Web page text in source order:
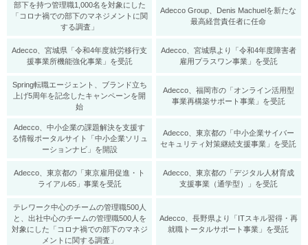
部下を持つ管理職1,000名を対象にした
「コロナ禍での部下のマネジメントに関
する調査」
Adecco Group、Denis Machuelを新たな
最高経営責任者に任命
Adecco、宮城県「令和4年度就労移行支
援事業所機能強化事業」を受託
Adecco、宮城県より「令和4年度障害者
雇用プラスワン事業」を受託
Spring転職エージェント、ブランド立ち
上げ5周年を記念したキャンペーンを開
始
Adecco、福岡市の「オンライン活用型
事業再構築サポート事業」を受託
Adecco、中小企業の課題解決を支援す
る情報ポータルサイト「中小企業ソリュ
ーションナビ」を開設
Adecco、東京都の「中小企業サイバー
セキュリティ対策継続支援事業」を受託
Adecco、東京都の「東京雇用促進・ト
ライアル65」事業を受託
Adecco、東京都の「デジタル人材育成
支援事業（通学型）」を受託
テレワーク中心のチームの管理職500人
と、出社中心のチームの管理職500人を
対象にした「コロナ禍での部下のマネジ
メントに関する調査」
Adecco、長野県より「ITスキル習得・再
就職トータルサポート事業」を受託